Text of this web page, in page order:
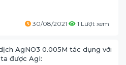
30/08/2021 1 Lượt xem
AgNO3 0.005M tác dụng với
được AgI: